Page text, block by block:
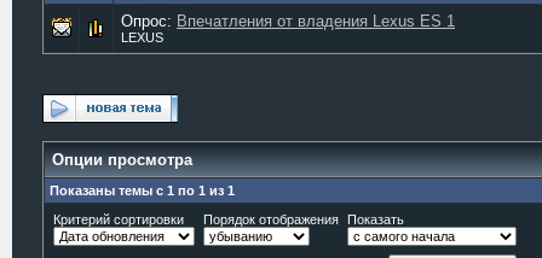
Опрос: Впечатления от владения Lexus ES 1
LEXUS
Опции просмотра
Показаны темы с 1 по 1 из 1
Критерий сортировки
Порядок отображения Показать